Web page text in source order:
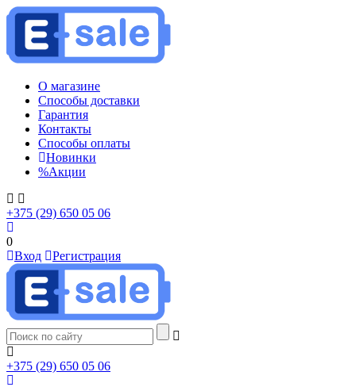
О магазине
Способы доставки
Гарантия
Контакты
Способы оплаты
Новинки
%Акции
+375 (29) 650 05 06
0
Вход
Регистрация
+375 (29) 650 05 06